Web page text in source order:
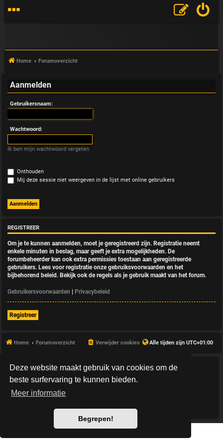
Deze website maakt gebruik van cookies om de
beste surfervaring te kunnen bieden.
Meer informatie
Begrepen!
V
&
A
Home Forumoverzicht
Aanmelden
Gebruikersnaam:
Wachtwoord:
Ik ben mijn wachtwoord vergeten
Onthouden
Mij deze sessie niet weergeven in de lijst met online gebruikers
REGISTREER
Om je te kunnen aanmelden, moet je geregistreerd zijn. Registratie neemt
enkele minuten in beslag, maar geeft je extra mogelijkheden. De
forumbeheerder kan ook extra permissies toestaan aan geregistreerde
gebruikers. Lees voor registratie onze gebruiksvoorwaarden en het
bijbehorend beleid. Bekijk ook de regels als je gebruik maakt van het forum.
Gebruikersvoorwaarden | Privacybeleid
Registreer
Home Forumoverzicht Alle tijden zijn UTC+01:00
Verwijder cookies
*HexagonReborn style byMannixMD
Style Version: 3.2.10
Powered by
Privacy|Gebruikersvoorwaarden